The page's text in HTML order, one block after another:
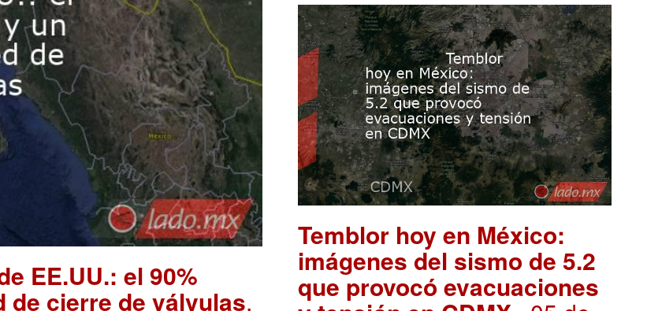
EE.UU.: el 90%
de cierre de válvulas.
Temblor hoy en México:
imágenes del sismo de 5.2
que provocó evacuaciones